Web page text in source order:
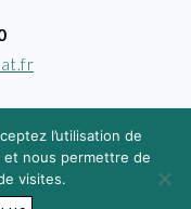
l’utilisation de
et nous permettre de
visites.